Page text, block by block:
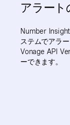
アラート
Number
ステムでアラ
Vonage API
ーできます。